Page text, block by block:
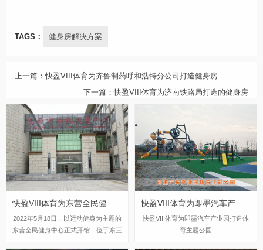
TAGS： 健身房解决方案
上一篇：​快盈VIII体育为齐鲁制药呼和浩特分公司打造健身房
下一篇：快盈VIII体育为济南铁路局打造的健身房
2022年5月18日，以运动健身为主题的
东营全民健身中心正式开馆，位于东三
快盈VIII体育为即墨汽车产业园打造体
育主题公园